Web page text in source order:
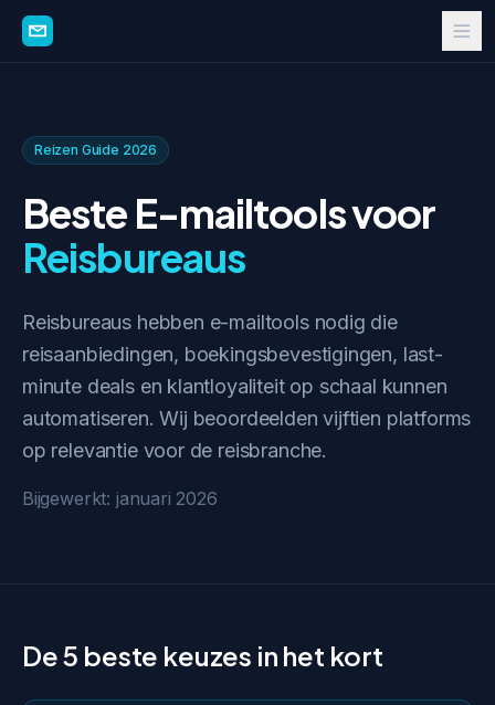
Reizen Guide 2026
Beste E-mailtools voor
Reisbureaus
Reisbureaus hebben e-mailtools nodig die
reisaanbiedingen, boekingsbevestigingen, last-
minute deals en klantloyaliteit op schaal kunnen
automatiseren. Wij beoordeelden vijftien platforms
op relevantie voor de reisbranche.
Bijgewerkt: januari 2026
De 5 beste keuzes in het kort